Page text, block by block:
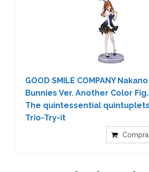
GOOD SMILE COMPANY
Bunnies Ver. Another Color
The quintessential
Trio-Try-it